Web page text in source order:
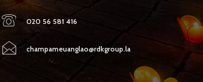
020 56 581 416
champameuanglao@rdkgroup.la